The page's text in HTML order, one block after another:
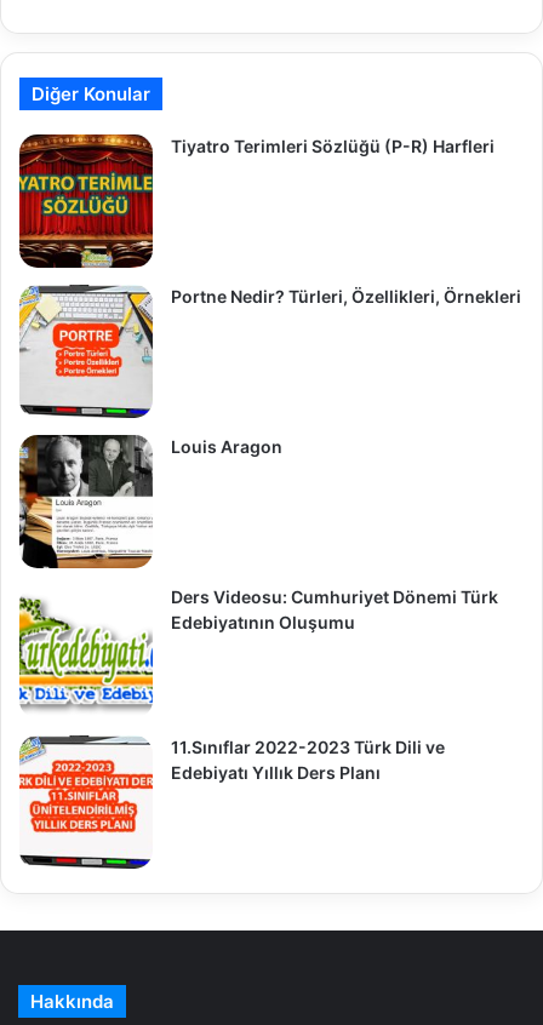
Diğer Konular
Tiyatro Terimleri Sözlüğü (P-R) Harfleri
Portne Nedir? Türleri, Özellikleri, Örnekleri
Louis Aragon
Ders Videosu: Cumhuriyet Dönemi Türk
Edebiyatının Oluşumu
11.Sınıflar 2022-2023 Türk Dili ve
Edebiyatı Yıllık Ders Planı
Hakkında